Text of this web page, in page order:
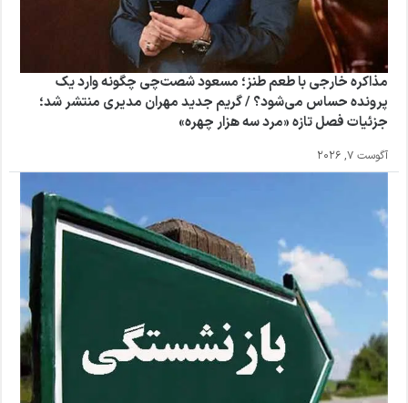
مذاکره خارجی با طعم طنز؛ مسعود شصت‌چی چگونه وارد یک
پرونده حساس می‌شود؟ / گریم جدید مهران مدیری منتشر شد؛
جزئیات فصل تازه «مرد سه هزار چهره»
آگوست 7, 2026